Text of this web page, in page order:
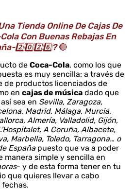
Tienda Online De Cajas De
Con Buenas Rebajas En
2️⃣0️⃣2️⃣6️⃣?🔴
de Coca-Cola, como los que
es muy sencilla: a través de
de productos licenciados de
en cajas de música dado que
sea en Sevilla, Zaragoza,
Madrid, Málaga, Murcia,
Almería, Valladolid, Gijón,
A Coruña, Albacete,
Marbella, Toledo, Tarragona… o
Españapuesto que va a poder
manera simple y sencilla en
- y de esta forma tener en tu
que quieres llevar a cabo